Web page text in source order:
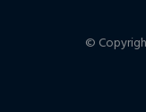
©